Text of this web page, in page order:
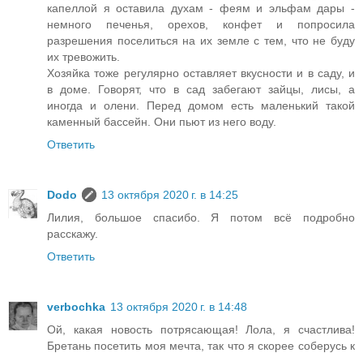
капеллой я оставила духам - феям и эльфам дары -
немного печенья, орехов, конфет и попросила
разрешения поселиться на их земле с тем, что не буду
их тревожить.
Хозяйка тоже регулярно оставляет вкусности и в саду, и
в доме. Говорят, что в сад забегают зайцы, лисы, а
иногда и олени. Перед домом есть маленький такой
каменный бассейн. Они пьют из него воду.
Ответить
Dodo
13 октября 2020 г. в 14:25
Лилия, большое спасибо. Я потом всё подробно
расскажу.
Ответить
verbochka 13 октября 2020 г. в 14:48
Ой, какая новость потрясающая! Лола, я счастлива!
Бретань посетить моя мечта, так что я скорее соберусь к